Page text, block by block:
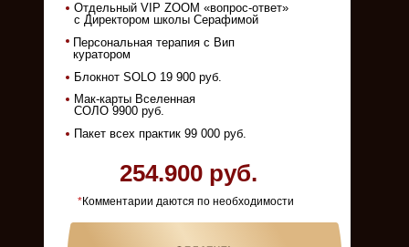
254.900 руб.
*Комментарии даются по необходимости
Отдельный VIP ZOOM «вопрос-ответ»
с Директором школы Серафимой
Блокнот SOLO 19 900 руб.
Мак-карты Вселенная
СОЛО 9900 руб.
Пакет всех практик 99 000 руб.
Персональная терапия с Вип
куратором